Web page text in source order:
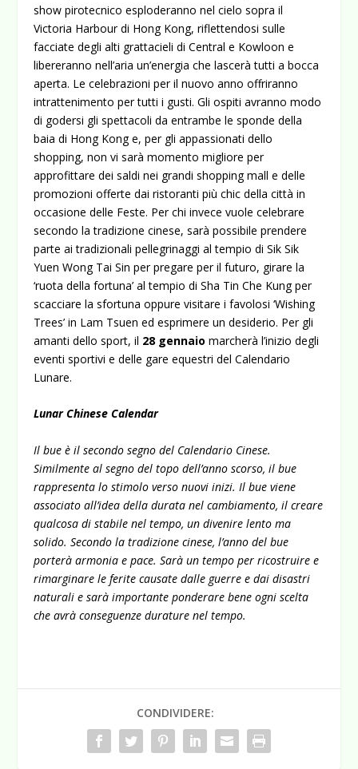
show pirotecnico esploderanno nel cielo sopra il
Victoria Harbour di Hong Kong, riflettendosi sulle
facciate degli alti grattacieli di Central e Kowloon e
libereranno nell’aria un’energia che lascerà tutti a bocca
aperta. Le celebrazioni per il nuovo anno offriranno
intrattenimento per tutti i gusti. Gli ospiti avranno modo
di godersi gli spettacoli da entrambe le sponde della
baia di Hong Kong e, per gli appassionati dello
shopping, non vi sarà momento migliore per
approfittare dei saldi nei grandi shopping mall e delle
promozioni offerte dai ristoranti più chic della città in
occasione delle Feste. Per chi invece vuole celebrare
secondo la tradizione cinese, sarà possibile prendere
parte ai tradizionali pellegrinaggi al tempio di Sik Sik
Yuen Wong Tai Sin per pregare per il futuro, girare la
‘ruota della fortuna’ al tempio di Sha Tin Che Kung per
scacciare la sfortuna oppure visitare i favolosi ‘Wishing
Trees’ in Lam Tsuen ed esprimere un desiderio. Per gli
amanti dello sport, il 28 gennaiomarcherà l’inizio degli
eventi sportivi e delle gare equestri del Calendario
Lunare.
Lunar Chinese Calendar
Il bue è il secondo segno del Calendario Cinese.
Similmente al segno del topo dell’annoscorso, il bue
rappresenta lo stimolo verso nuovi inizi. Il bue viene
associato all’idea delladurata nel cambiamento, il creare
qualcosa di stabile nel tempo, un divenire lento ma
solido.Secondo la tradizione cinese, l’anno del bue
porterà armonia e pace. Sarà un tempo perricostruire e
rimarginare le ferite causate dalle guerre e dai disastri
naturali e saràimportante ponderare bene ogni scelta
che avrà conseguenze durature nel tempo.
CONDIVIDERE: